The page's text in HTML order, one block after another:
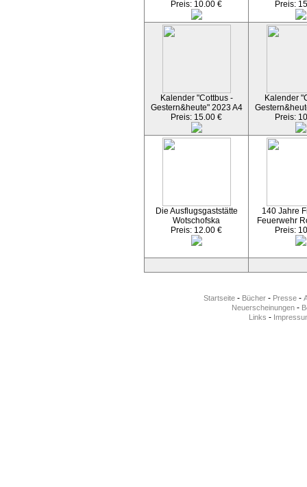
Preis: 10.00 €
Preis:
Kalender "Cottbus -
Gestern&heute" 2023 A4
Preis: 15.00 €
Kalender
Preis:
Die Ausflugsgaststätte
Wotschofska
Preis: 12.00 €
140 Jahre
Feuerwehr
Preis:
Startseite - Bücher - Presse -
Neuerscheinungen-
Links -